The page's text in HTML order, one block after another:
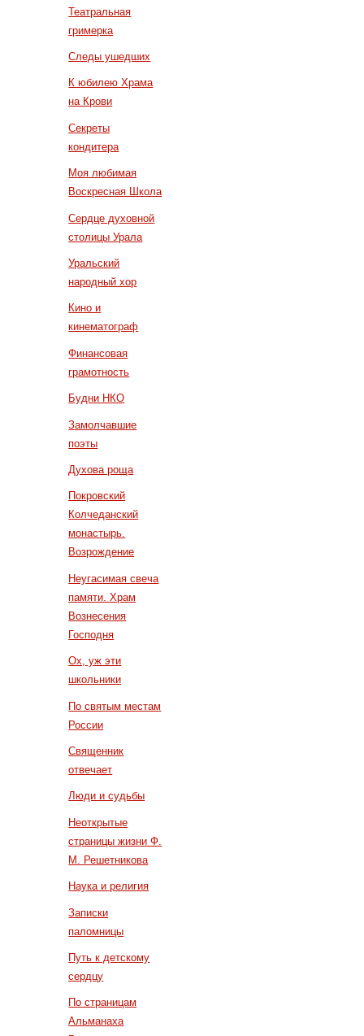
Театральная
гримерка
Следы ушедших
К юбилею Храма
на Крови
Секреты
кондитера
Моя любимая
Воскресная Школа
Сердце духовной
столицы Урала
Уральский
народный хор
Кино и
кинематограф
Финансовая
грамотность
Будни НКО
Замолчавшие
поэты
Духова роща
Покровский
Колчеданский
монастырь.
Возрождение
Неугасимая свеча
памяти. Храм
Вознесения
Господня
Ох, уж эти
школьники
По святым местам
России
Священник
отвечает
Люди и судьбы
Неоткрытые
страницы жизни Ф.
М. Решетникова
Наука и религия
Записки
паломницы
Путь к детскому
сердцу
По страницам
Альманаха